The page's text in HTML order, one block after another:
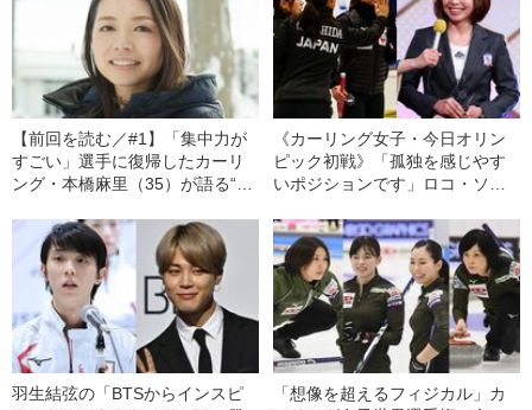
【前回を読む／#1】「集中力が
すごい」選手に復帰したカーリ
ング・本橋麻里（35）が語る“ロ
《カーリング女子・今日オリン
ピック初戦》「孤独を感じやす
いポジションです」ロコ・ソラ
「バディー」と呼ぶ理由
羽生結弦の「BTSからインスピ
「想像を超えるフィジカル」カ